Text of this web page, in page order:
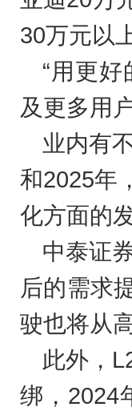
30万元以
“用更
及更多用
业内有
和2025年
化方面的
中泰证
后的需求
驶也将从
此外，
绑，2024